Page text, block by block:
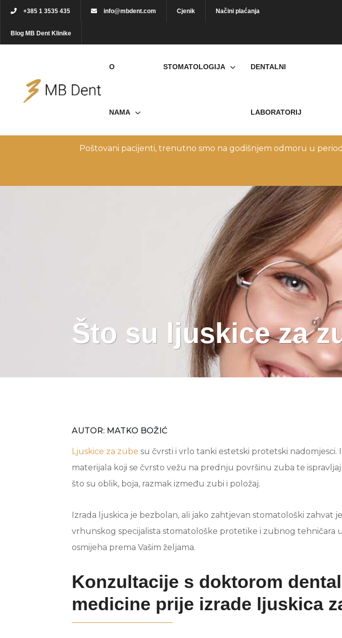
+385 1 3535 435 info@mbdent.com Cjenik Načini plaćanja
Blog MB Dent Klinike
O
NAMA
STOMATOLOGIJA DENTALNI
LABORATORIJ
Poštovani pacijenti, trenutno smo na godišnjem odmoru u
Što su ljuskice za
AUTOR: MATKO BOŽIĆ
Ljuskice za zube su čvrsti i vrlo tanki estetski protetski nadomjesci.
materijala koji se čvrsto vežu na prednju površinu zuba te
što su oblik, boja, razmak između zubi i položaj.
Izrada ljuskica je bezbolan, ali jako zahtjevan stomatološki zahvat
vrhunskog specijalista stomatološke protetike i zubnog tehničara
osmijeha prema Vašim željama.
Konzultacije s doktorom
medicine prije izrade ljuskica